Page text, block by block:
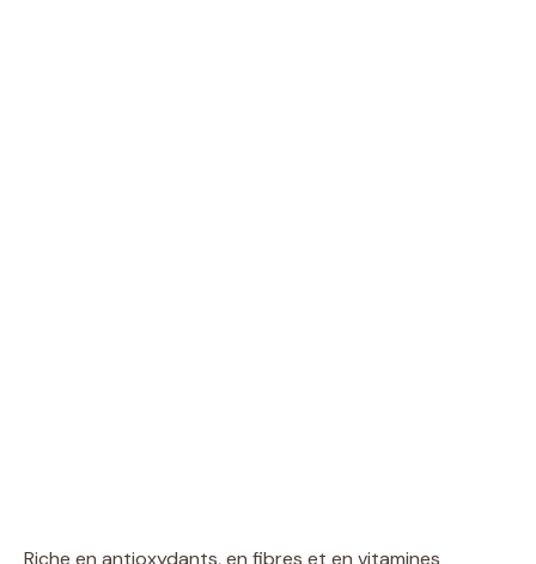
Riche en antioxydants, en fibres et en vitamines